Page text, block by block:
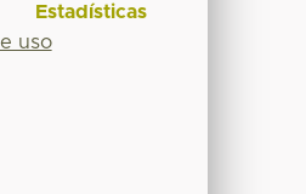
Estadísticas
uso